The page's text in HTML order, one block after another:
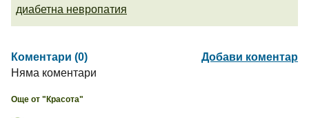
диабетна невропатия
Коментари (0)
Добави коментар
Няма коментари
Още от "Красота"